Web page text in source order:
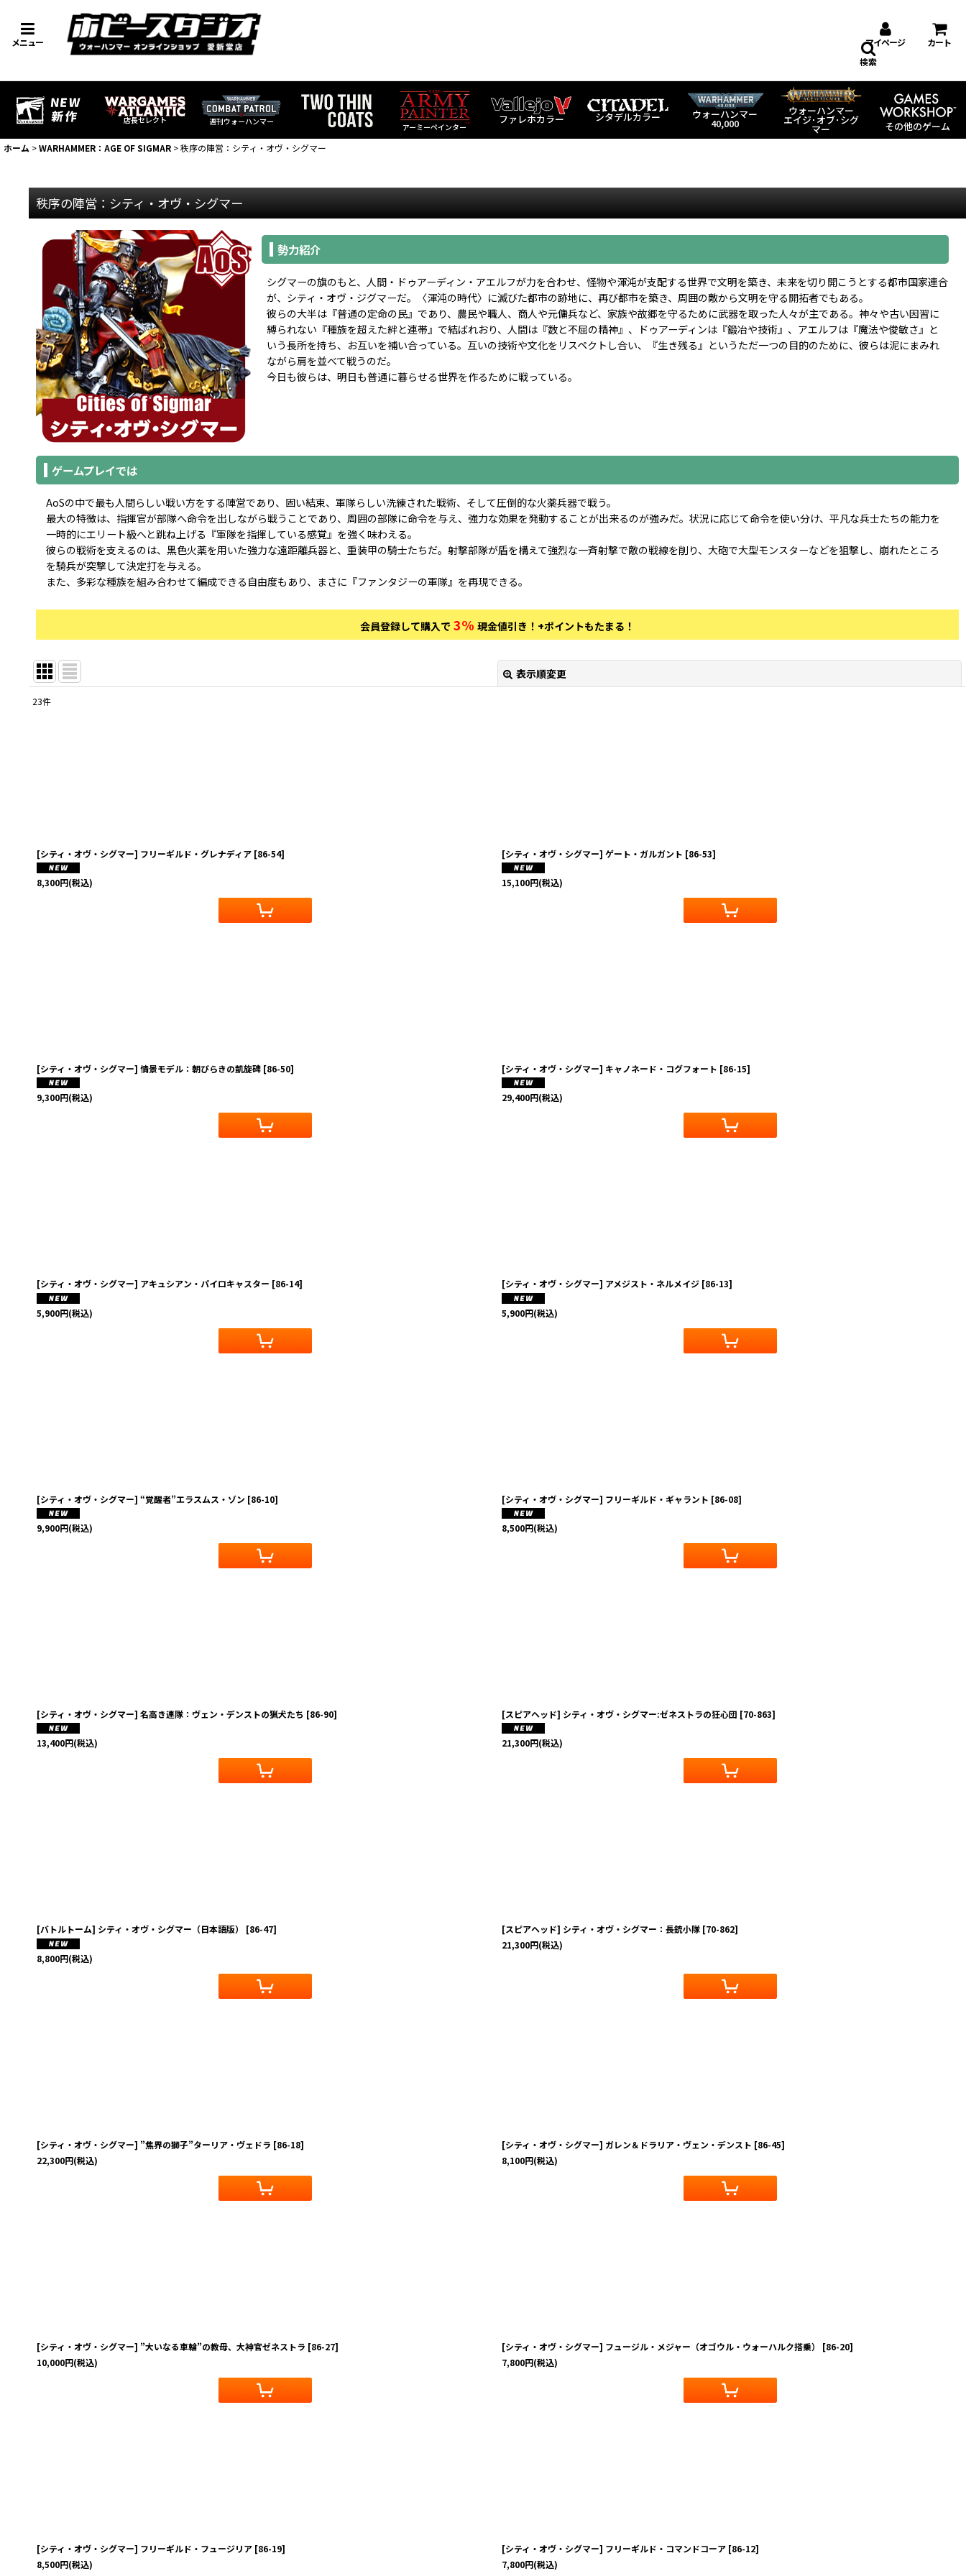
メニュー マイページ カート
店長セレクト 週刊ウォーハンマー
アーミーペインター
ファレホカラー シタデルカラー ウォーハンマー
40,000
ウォーハンマー
エイジ･オブ･シグ
マー その他のゲーム
検索
ホーム >WARHAMMER：AGE OF SIGMAR >秩序の陣営：シティ・オヴ・シグマー
秩序の陣営：シティ・オヴ・シグマー
勢力紹介
シグマーの旗のもと、人間・ドゥアーディン・アエルフが力を合わせ、怪物や渾沌が支配する世界で文明を築き、未来を切り開こうとする都市国家連合
が、シティ・オヴ・ジグマーだ。〈渾沌の時代〉に滅びた都市の跡地に、再び都市を築き、周囲の敵から文明を守る開拓者でもある。
彼らの大半は『普通の定命の民』であり、農民や職人、商人や元傭兵など、家族や故郷を守るために武器を取った人々が主である。神々や古い因習に
縛られない『種族を超えた絆と連帯』で結ばれおり、人間は『数と不屈の精神』、ドゥアーディンは『鍛冶や技術』、アエルフは『魔法や俊敏さ』と
いう長所を持ち、お互いを補い合っている。互いの技術や文化をリスペクトし合い、『生き残る』というただ一つの目的のために、彼らは泥にまみれ
ながら肩を並べて戦うのだ。
今日も彼らは、明日も普通に暮らせる世界を作るために戦っている。
ゲームプレイでは
AoSの中で最も人間らしい戦い方をする陣営であり、固い結束、軍隊らしい洗練された戦術、そして圧倒的な火薬兵器で戦う。
最大の特徴は、指揮官が部隊へ命令を出しながら戦うことであり、周囲の部隊に命令を与え、強力な効果を発動することが出来るのが強みだ。状況に応じて命令を使い分け、平凡な兵士たちの能力を
一時的にエリート級へと跳ね上げる『軍隊を指揮している感覚』を強く味わえる。
彼らの戦術を支えるのは、黒色火薬を用いた強力な遠距離兵器と、重装甲の騎士たちだ。射撃部隊が盾を構えて強烈な一斉射撃で敵の戦線を削り、大砲で大型モンスターなどを狙撃し、崩れたところ
を騎兵が突撃して決定打を与える。
また、多彩な種族を組み合わせて編成できる自由度もあり、まさに『ファンタジーの軍隊』を再現できる。
会員登録して購入で 3% 現金値引き！ +ポイントもたまる！
表示順変更
23件
[シティ・オヴ・シグマー] フリーギルド・グレナディア [86-54]
8,300円(税込)
[シティ・オヴ・シグマー] ゲート・ガルガント [86-53]
15,100円(税込)
[シティ・オヴ・シグマー] 情景モデル：朝びらきの凱旋碑 [86-50]
9,300円(税込)
[シティ・オヴ・シグマー] キャノネード・コグフォート [86-15]
29,400円(税込)
[シティ・オヴ・シグマー] アキュシアン・パイロキャスター [86-14]
5,900円(税込)
[シティ・オヴ・シグマー] アメジスト・ネルメイジ [86-13]
5,900円(税込)
[シティ・オヴ・シグマー] “覚醒者”エラスムス・ゾン [86-10]
9,900円(税込)
[シティ・オヴ・シグマー] フリーギルド・ギャラント [86-08]
8,500円(税込)
[シティ・オヴ・シグマー] 名高き連隊：ヴェン・デンストの猟犬たち [86-90]
13,400円(税込)
[スピアヘッド] シティ・オヴ・シグマー:ゼネストラの狂心団 [70-863]
21,300円(税込)
[バトルトーム] シティ・オヴ・シグマー（日本語版） [86-47]
8,800円(税込)
[スピアヘッド] シティ・オヴ・シグマー：長銃小隊 [70-862]
21,300円(税込)
[シティ・オヴ・シグマー] ”焦界の獅子”ターリア・ヴェドラ [86-18]
22,300円(税込)
[シティ・オヴ・シグマー] ガレン＆ドラリア・ヴェン・デンスト [86-45]
8,100円(税込)
[シティ・オヴ・シグマー] ”大いなる車輪”の教母、大神官ゼネストラ [86-27]
10,000円(税込)
[シティ・オヴ・シグマー] フュージル・メジャー（オゴウル・ウォーハルク搭乗） [86-20]
7,800円(税込)
[シティ・オヴ・シグマー] フリーギルド・フュージリア [86-19]
8,500円(税込)
[シティ・オヴ・シグマー] フリーギルド・コマンドコーア [86-12]
7,800円(税込)